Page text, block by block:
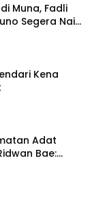
Muna, Fadli
Segera Naik
Kena
Adat
Bae:
Pantas!